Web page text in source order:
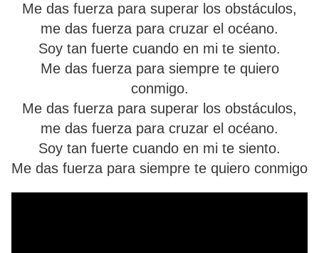
Me das fuerza para superar los obstáculos,
me das fuerza para cruzar el océano.
Soy tan fuerte cuando en mi te siento.
Me das fuerza para siempre te quiero
conmigo.
Me das fuerza para superar los obstáculos,
me das fuerza para cruzar el océano.
Soy tan fuerte cuando en mi te siento.
Me das fuerza para siempre te quiero conmigo